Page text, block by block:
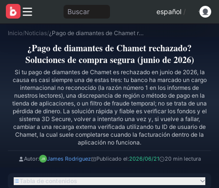
Buscar español /
Inicio/Noticias/ ¿Pago de diamantes de Chamet rechazado? Soluciones de compra segura (junio de 2026)
¿Pago de diamantes de Chamet rechazado?
Soluciones de compra segura (junio de 2026)
Si tu pago de diamantes de Chamet es rechazado en junio de 2026, la
causa es casi siempre una de estas tres: tu banco ha marcado un cargo
internacional no reconocido (la razón número 1 en los informes de
nuestros lectores), una discrepancia de región o método de pago en la
tienda de aplicaciones, o un filtro de fraude temporal; no se trata de una
pérdida de dinero. La solución rápida y fiable es verificar los fondos y el
sistema 3D Secure, volver a intentarlo una vez y, si vuelve a fallar,
cambiar a una recarga externa verificada utilizando tu ID de usuario de
Chamet, la cual suele completarse cuando la facturación dentro de la
aplicación no funciona.
Autor: James Rodriguez Publicado el:2026/06/21 20 min lectura
Tabla de contenidos